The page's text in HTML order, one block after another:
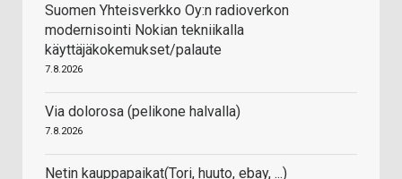
Suomen Yhteisverkko Oy:n radioverkon
modernisointi Nokian tekniikalla
käyttäjäkokemukset/palaute
7.8.2026
Via dolorosa (pelikone halvalla)
7.8.2026
Netin kauppapaikat(Tori, huuto, ebay, ...)